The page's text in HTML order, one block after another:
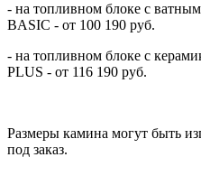
- на топливном блоке с
BASIC - от 100 190 руб.
- на топливном блоке с
PLUS - от 116 190 руб.
Размеры камина могут быть
под заказ.